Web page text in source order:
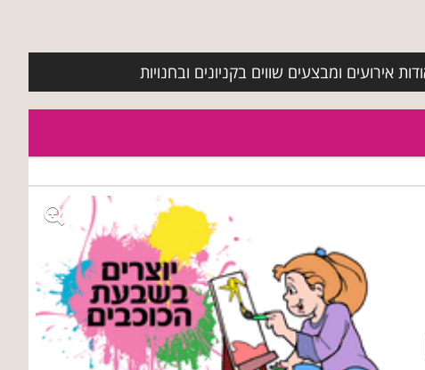
אירועים ומבצעים שווים בקניונים ובחנויות